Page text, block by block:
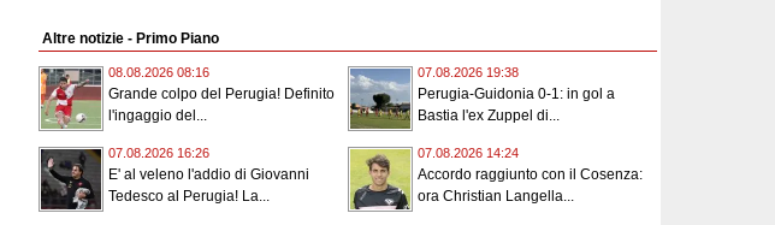
Altre notizie - Primo Piano
08.08.2026 08:16
Grande colpo del Perugia! Definito
l'ingaggio del...
07.08.2026 19:38
Perugia-Guidonia 0-1: in gol a
Bastia l'ex Zuppel di...
07.08.2026 16:26
E' al veleno l'addio di Giovanni
Tedesco al Perugia! La...
07.08.2026 14:24
Accordo raggiunto con il Cosenza:
ora Christian Langella...